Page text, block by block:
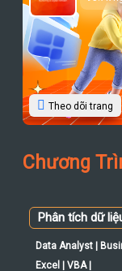
Theo dõi trang
Chương
Phân tích dữ
Data Analyst |
Excel | VBA |